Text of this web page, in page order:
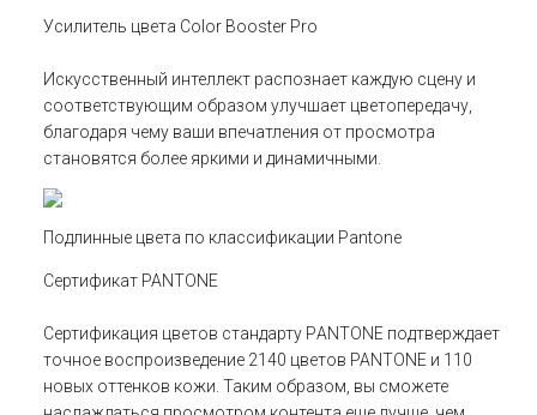
Усилитель цвета Color Booster Pro
Искусственный интеллект распознает каждую сцену и
соответствующим образом улучшает цветопередачу,
благодаря чему ваши впечатления от просмотра
становятся более яркими и динамичными.
Подлинные цвета по классификации Pantone
Сертификат PANTONE
Сертификация цветов стандарту РANTONE подтверждает
точное воспроизведение 2140 цветов PANTONE и 110
новых оттенков кожи. Таким образом, вы сможете